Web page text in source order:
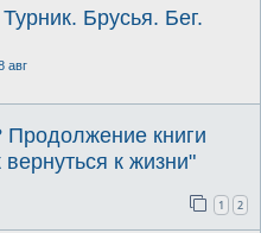
Брусья. Бег.
авг
Продолжение книги
к жизни"
1 2